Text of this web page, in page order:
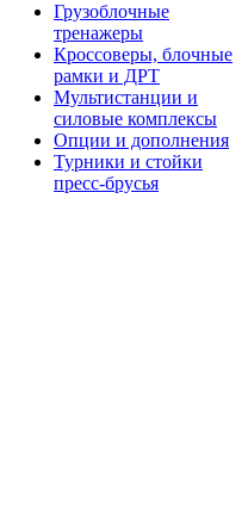
Грузоблочные
тренажеры
Кроссоверы, блочные
рамки и ДРТ
Мультистанции и
силовые комплексы
Опции и дополнения
Турники и стойки
пресс-брусья